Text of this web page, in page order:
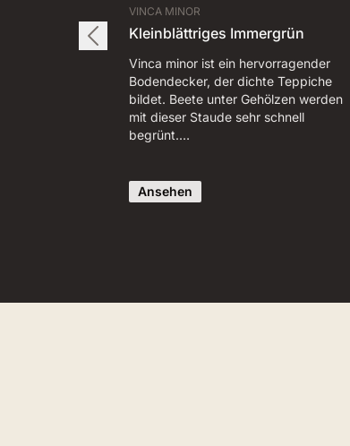
VINCA MINOR
Kleinblättriges Immergrün
Vinca minor ist ein hervorragender
Bodendecker, der dichte Teppiche
bildet. Beete unter Gehölzen werden
mit dieser Staude sehr schnell
begrünt.…
Ansehen